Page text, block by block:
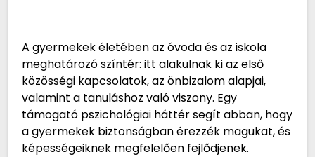
A gyermekek életében az óvoda és az iskola
meghatározó színtér: itt alakulnak ki az első
közösségi kapcsolatok, az önbizalom alapjai,
valamint a tanuláshoz való viszony. Egy
támogató pszichológiai háttér segít abban, hogy
a gyermekek biztonságban érezzék magukat, és
képességeiknek megfelelően fejlődjenek.